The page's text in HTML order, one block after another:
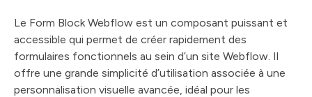
Le Form Block Webflow est un composant puissant et
accessible qui permet de créer rapidement des
formulaires fonctionnels au sein d’un site Webflow. Il
offre une grande simplicité d’utilisation associée à une
personnalisation visuelle avancée, idéal pour les